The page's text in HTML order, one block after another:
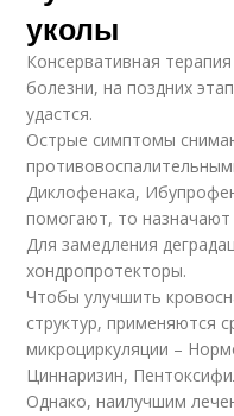
уколы
Консервативная
болезни, на поздних
удастся.
Острые симптомы
Диклофенака,
помогают, то
Для замедления
хондропротекторы.
Чтобы улучшить
структур, применяются
микроциркуляции –
Циннаризин,
Однако, наилучшим